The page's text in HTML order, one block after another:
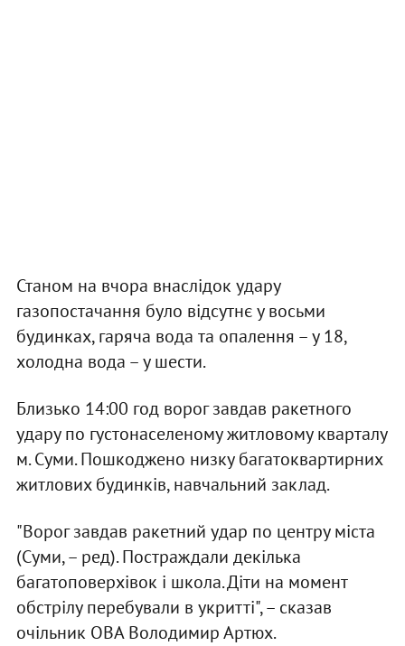
Станом на вчора внаслідок удару
газопостачання було відсутнє у восьми
будинках, гаряча вода та опалення – у 18,
холодна вода – у шести.
Близько 14:00 год ворог завдав ракетного
удару по густонаселеному житловому кварталу
м. Суми. Пошкоджено низку багатоквартирних
житлових будинків, навчальний заклад.
"Ворог завдав ракетний удар по центру міста
(Суми, – ред). Постраждали декілька
багатоповерхівок і школа. Діти на момент
обстрілу перебували в укритті", – сказав
очільник ОВА Володимир Артюх.